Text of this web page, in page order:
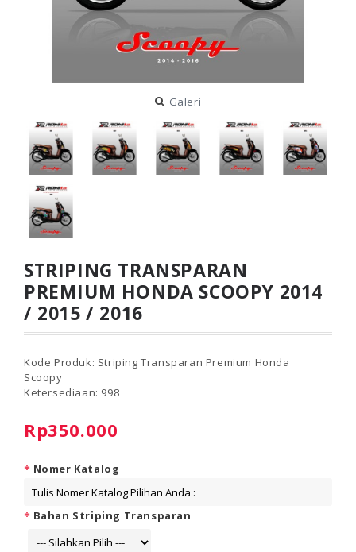
Galeri
STRIPING TRANSPARAN
PREMIUM HONDA SCOOPY 2014
/ 2015 / 2016
Kode Produk: Striping Transparan Premium Honda
Scoopy
Ketersediaan: 998
Rp350.000
Nomer Katalog
Bahan Striping Transparan